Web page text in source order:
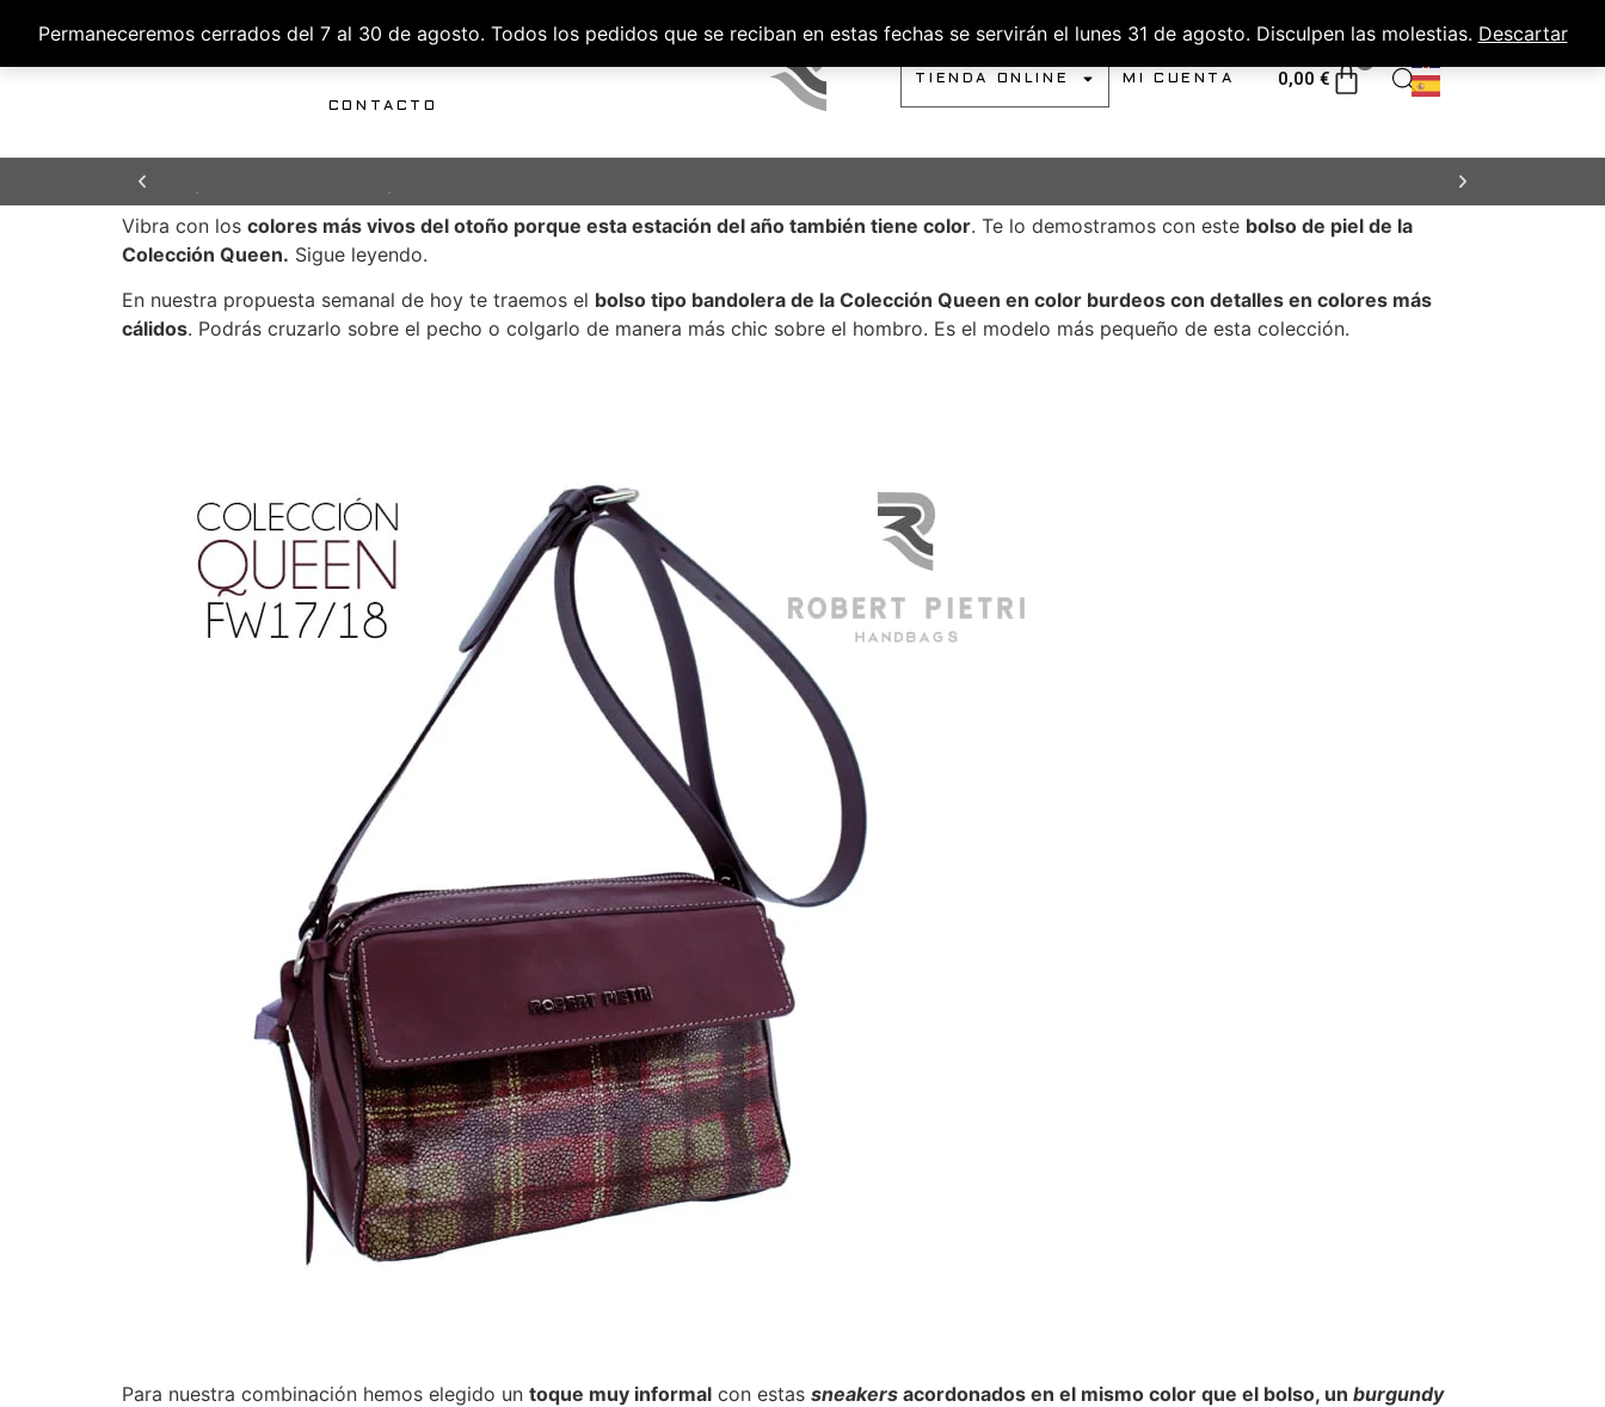
Permaneceremos cerrados del 7 al 30 de agosto. Todos los pedidos que se reciban en estas fechas se servirán el lunes 31 de agosto. Disculpen las molestias. Descartar
CONTACTO
TIENDA ONLINE MI CUENTA 0,00 €
BALEARES
24/48H
BALEARES
24/48H
BALEARES
24/48H
Vibra con los colores más vivos del otoño porque esta estación del año también tiene color. Te lo demostramos con este bolso de piel de la
Colección Queen. Sigue leyendo.
En nuestra propuesta semanal de hoy te traemos el bolso tipo bandolera de la Colección Queen en color burdeos con detalles en colores más
cálidos. Podrás cruzarlo sobre el pecho o colgarlo de manera más chic sobre el hombro. Es el modelo más pequeño de esta colección.
Para nuestra combinación hemos elegido un toque muy informal con estas sneakers acordonados en el mismo color que el bolso, un burgundy